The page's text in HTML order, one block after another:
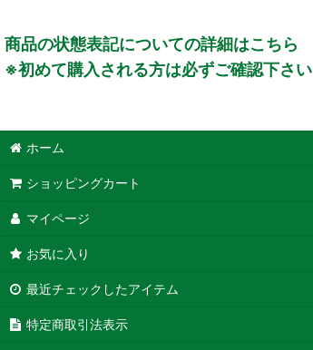
商品の状態表記についての詳細はこちら
※初めて購入される方は必ずご確認下さい
ホーム
ショッピングカート
マイページ
お気に入り
最近チェックしたアイテム
特定商取引法表示